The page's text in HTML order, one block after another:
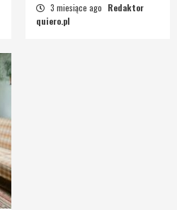
3 miesiące ago Redaktor
quiero.pl